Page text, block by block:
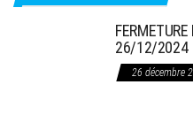
26/12/2024
26 décembre